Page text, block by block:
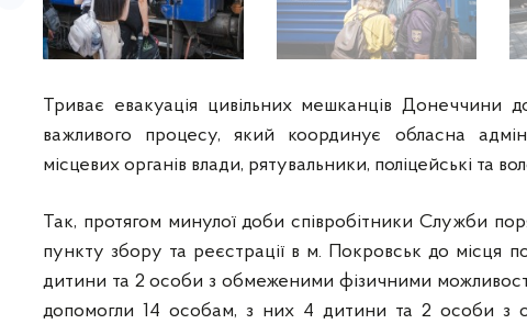
Триває евакуація цивільних мешканців Донеччини
важливого процесу, який координує обласна
місцевих органів влади, рятувальники, поліцейські та
Так, протягом минулої доби співробітники Служби
пункту збору та реєстрації в м. Покровськ до місця
дитини та 2 особи з обмеженими фізичними
допомогли 14 особам, з них 4 дитини та 2 особи з